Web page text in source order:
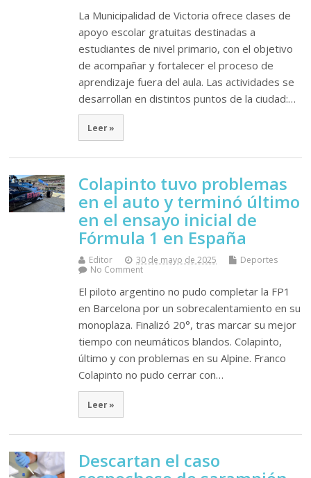
La Municipalidad de Victoria ofrece clases de
apoyo escolar gratuitas destinadas a
estudiantes de nivel primario, con el objetivo
de acompañar y fortalecer el proceso de
aprendizaje fuera del aula. Las actividades se
desarrollan en distintos puntos de la ciudad:…
Leer »
Colapinto tuvo problemas
en el auto y terminó último
en el ensayo inicial de
Fórmula 1 en España
Editor 30 de mayo de 2025
Deportes
No Comment
El piloto argentino no pudo completar la FP1
en Barcelona por un sobrecalentamiento en su
monoplaza. Finalizó 20°, tras marcar su mejor
tiempo con neumáticos blandos. Colapinto,
último y con problemas en su Alpine. Franco
Colapinto no pudo cerrar con…
Leer »
Descartan el caso